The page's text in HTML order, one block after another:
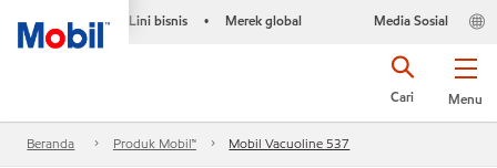
Lini bisnis • Merek global Media Sosial
Menu
Cari
Beranda Produk Mobil™ Mobil Vacuoline 537